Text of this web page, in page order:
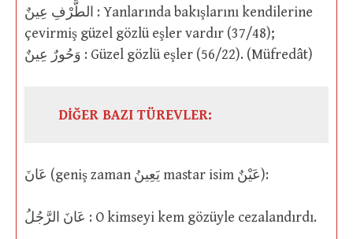
الطَّرْفِ عِينٌ : Yanlarında bakışlarını kendilerine
çevirmiş güzel gözlü eşler vardır (37/48);
وَحُورٌ عِينٌ : Güzel gözlü eşler (56/22). (Müfredât)
DİĞER BAZI TÜREVLER:
عَانَ (geniş zaman يَعِينُ mastar isim عَيْنٌ):
عَانَ الرَّجُلُ : O kimseyi kem gözüyle cezalandırdı.